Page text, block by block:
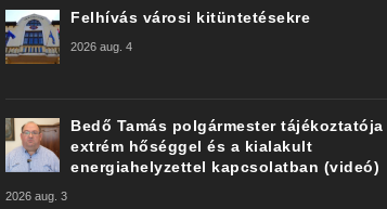
Felhívás városi kitüntetésekre
2026 aug. 4
Bedő Tamás polgármester tájékoztatója
extrém hőséggel és a kialakult
energiahelyzettel kapcsolatban (videó)
2026 aug. 3